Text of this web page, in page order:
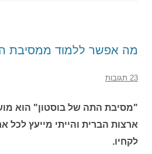
מה אפשר ללמוד ממסיבת
23 תגובות
"מסיבת התה של בוסטון" הוא
ארצות הברית והייתי מייעץ לכל
לקחיו.